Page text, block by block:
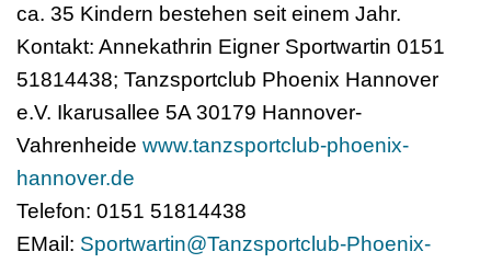
ca. 35 Kindern bestehen seit einem Jahr.
Kontakt: Annekathrin Eigner Sportwartin 0151
51814438; Tanzsportclub Phoenix Hannover
e.V. Ikarusallee 5A 30179 Hannover-
Vahrenheide www.tanzsportclub-phoenix-
hannover.de
Telefon: 0151 51814438
EMail: Sportwartin@Tanzsportclub-Phoenix-